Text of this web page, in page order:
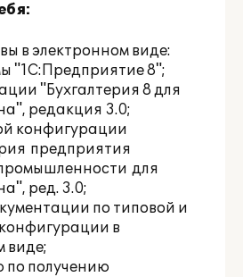
в электронном виде:
"1С:Предприятие 8";
"Бухгалтерия 8 для
редакция 3.0;
конфигурации
предприятия
для
ред. 3.0;
по типовой и
в
виде;
получению